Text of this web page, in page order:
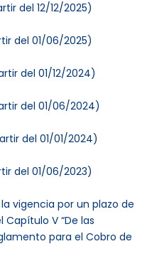
del 12/12/2025)
del 01/06/2025)
del 01/12/2024)
del 01/06/2024)
del 01/01/2024)
del 01/06/2023)
vigencia por un plazo de
Capítulo V “De las
para el Cobro de